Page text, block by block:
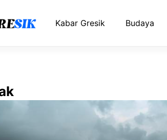
Kabar Gresik Budaya